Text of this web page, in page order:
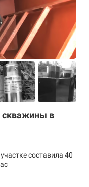
скважины в
составила 40